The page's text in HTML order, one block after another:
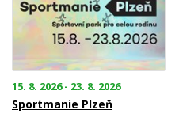
15. 8. 2026 - 23. 8. 2026
Sportmanie Plzeň